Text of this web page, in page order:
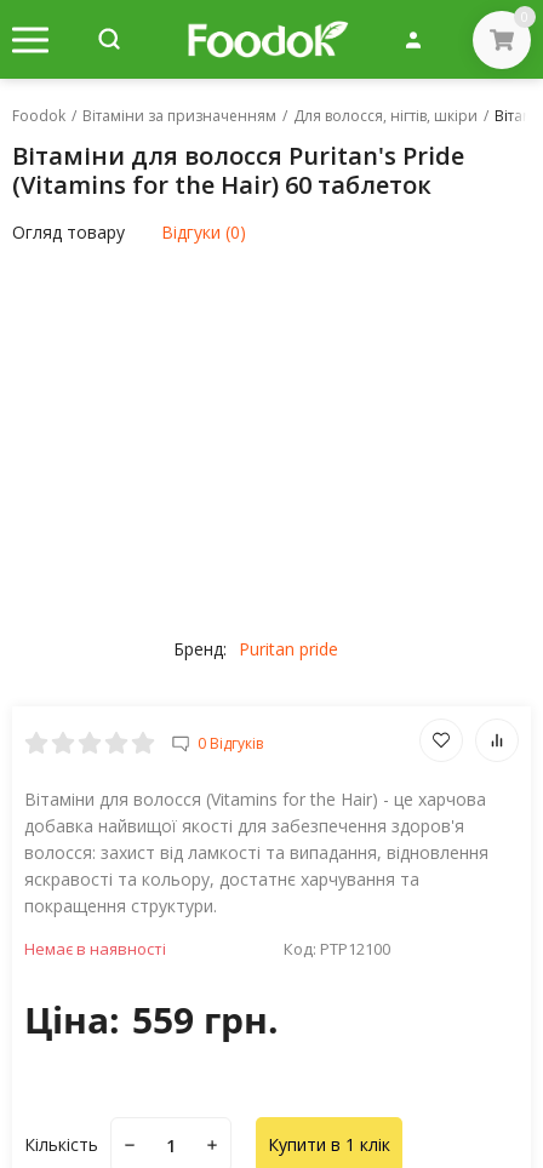
0
Foodok / Вітаміни за призначенням / Для волосся, нігтів, шкіри /
Вітаміни для волосся Puritan's Pride
(Vitamins for the Hair) 60 таблеток
Огляд товару Відгуки (0)
Бренд: Puritan pride
0 Відгуків
Вітаміни для волосся (Vitamins for the Hair) - це харчова
добавка найвищої якості для забезпечення здоров'я
волосся: захист від ламкості та випадання, відновлення
яскравості та кольору, достатнє харчування та
покращення структури.
Немає в наявності Код: PTP12100
Ціна: 559 грн.
Кількість Купити в 1 клік